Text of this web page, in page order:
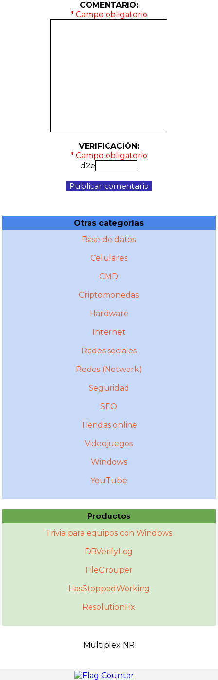
COMENTARIO:
* Campo obligatorio
VERIFICACIÓN:
* Campo obligatorio
d2e
Otras categorías
Base de datos
Celulares
CMD
Criptomonedas
Hardware
Internet
Redes sociales
Redes (Network)
Seguridad
SEO
Tiendas online
Videojuegos
Windows
YouTube
Productos
Trivia para equipos con Windows
DBVerifyLog
FileGrouper
HasStoppedWorking
ResolutionFix
Multiplex NR